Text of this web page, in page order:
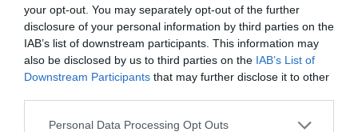
your opt-out. You may separately opt-out of the further
disclosure of your personal information by third parties on the
IAB’s list of downstream participants. This information may
also be disclosed by us to third parties on the IAB’s List of
Downstream Participants that may further disclose it to other
Please note that this website/app uses one or more Google
Personal Data Processing Opt Outs
Απετράπη το εγχείρημα Ουκρανών για
αντεπίθεση στο Κολομίγτσι: Δείτε το πριν & το
μετά της προσπάθειάς τους (βίντεο)